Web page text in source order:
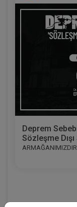
Deprem
Sözleşme
ARMAĞANIMIZDIR